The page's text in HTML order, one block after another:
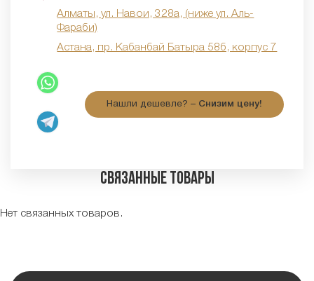
Алматы, ул. Навои, 328а, (ниже ул. Аль-
Фараби)
Астана, пр. Кабанбай Батыра 58б, корпус 7
Нашли дешевле? – Снизим цену!
Связанные товары
Нет связанных товаров.